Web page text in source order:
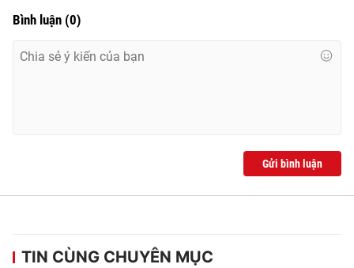
Bình luận (0)
Gửi bình luận
TIN CÙNG CHUYÊN MỤC